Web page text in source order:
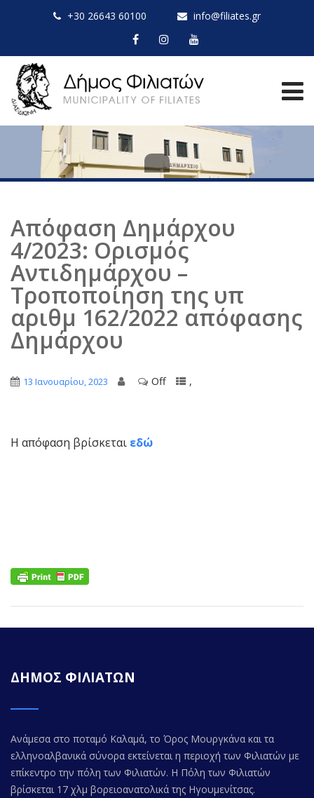
+30 26643 60100 info@filiates.gr
Απόφαση Δημάρχου
4/2023: Ορισμός
Αντιδημάρχου –
Τροποποίηση της υπ
αριθμ 162/2022 απόφασης
Δημάρχου
13 Ιανουαρίου, 2023 Off ,
Η απόφαση βρίσκεται εδώ
ΔΗΜΟΣ ΦΙΛΙΑΤΩΝ
Ανάμεσα στο ποταμό Καλαμά, το Όρος Μουργκάνα και τα
ελληνοαλβανικά σύνορα εκτείνεται η περιοχή των Φιλιατών με
επίκεντρο την πόλη των Φιλιατών. Η Πόλη των Φιλιατών
βρίσκεται 17 χλμ βορειοανατολικά της Ηγουμενίτσας.